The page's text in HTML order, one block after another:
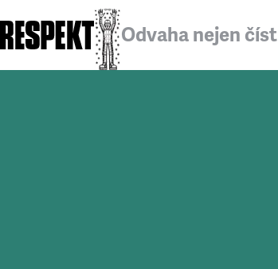
Odvaha nejen číst